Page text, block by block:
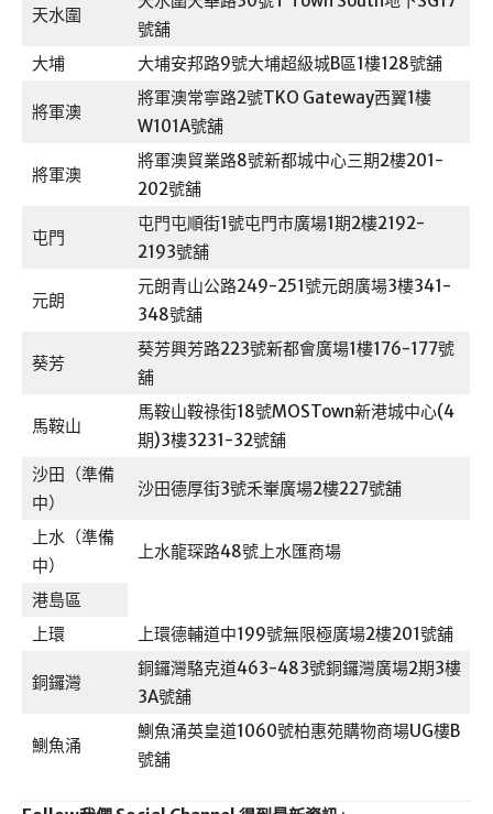
天水圍
號舖
大埔
大埔安邦路9號大埔超級城B區1樓128號舖
將軍澳
將軍澳常寧路2號TKO Gateway西翼1樓
W101A號舖
將軍澳
將軍澳貿業路8號新都城中心三期2樓201-
202號舖
屯門
屯門屯順街1號屯門市廣場1期2樓2192-
2193號舖
元朗
元朗青山公路249-251號元朗廣場3樓341-
348號舖
葵芳
葵芳興芳路223號新都會廣場1樓176-177號
舖
馬鞍山
馬鞍山鞍祿街18號MOSTown新港城中心(4
期)3樓3231-32號舖
沙田（準備
中）
沙田德厚街3號禾輋廣場2樓227號舖
上水（準備
中）
上水龍琛路48號上水匯商場
港島區
上環
上環德輔道中199號無限極廣場2樓201號舖
銅鑼灣
銅鑼灣駱克道463-483號銅鑼灣廣場2期3樓
3A號舖
鰂魚涌
鰂魚涌英皇道1060號柏惠苑購物商場UG樓B
號舖